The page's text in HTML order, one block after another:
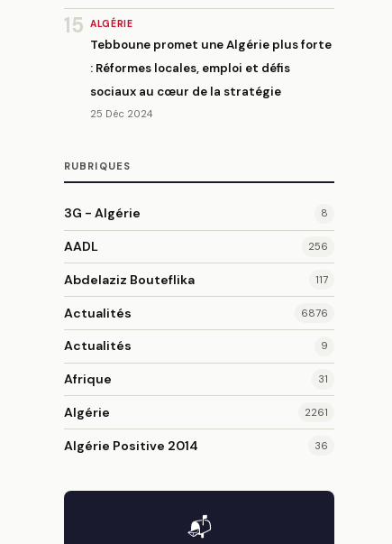
15 ALGÉRIE
Tebboune promet une Algérie plus forte
: Réformes locales, emploi et défis
sociaux au cœur de la stratégie
25 Déc 2024
RUBRIQUES
3G - Algérie 8
AADL 256
Abdelaziz Bouteflika 117
Actualités 6876
Actualités 9
Afrique 31
Algérie 2261
Algérie Positive 2014 36
📬